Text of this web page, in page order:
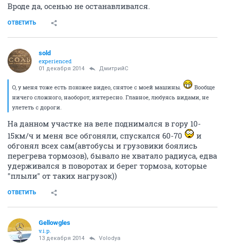
Вроде да, осенью не останавливался.
ОТВЕТИТЬ
sold
experienced
01 декабря 2014 ДмитрийС
О, у меня тоже есть похожее видео, снятое с моей машины.
Вообще
ничего сложного, наоборот, интересно. Главное, любуясь видами, не
улететь с дороги.
На данном участке на веле поднимался в гору 10-
15км/ч и меня все обгоняли, спускался 60-70
и
обгонял всех сам(автобусы и грузовики боялись
перегрева тормозов), бывало не хватало радиуса, едва
удерживался в поворотах и берег тормоза, которые
"плыли" от таких нагрузок))
ОТВЕТИТЬ
Gellowgles
v.i.p.
13 декабря 2014 Volodya